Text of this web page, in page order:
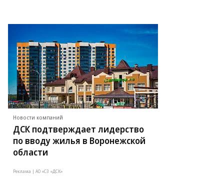
Новости компаний
ДСК подтверждает лидерство
по вводу жилья в Воронежской
области
Реклама | АО «СЗ «ДСК»